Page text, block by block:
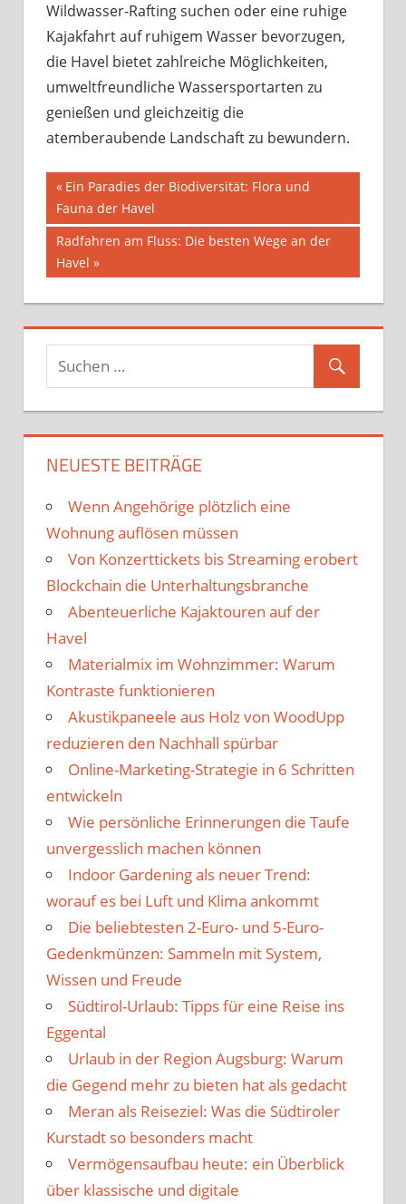
Wildwasser-Rafting suchen oder eine ruhige
Kajakfahrt auf ruhigem Wasser bevorzugen,
die Havel bietet zahlreiche Möglichkeiten,
umweltfreundliche Wassersportarten zu
genießen und gleichzeitig die
atemberaubende Landschaft zu bewundern.
Beitragsnavigation
Vorheriger
Beitrag:
Ein Paradies der Biodiversität: Flora und
Fauna der Havel
Nächster
Beitrag:
Radfahren am Fluss: Die besten Wege an der
Havel
NEUESTE BEITRÄGE
Wenn Angehörige plötzlich eine
Wohnung auflösen müssen
Von Konzerttickets bis Streaming erobert
Blockchain die Unterhaltungsbranche
Abenteuerliche Kajaktouren auf der
Havel
Materialmix im Wohnzimmer: Warum
Kontraste funktionieren
Akustikpaneele aus Holz von WoodUpp
reduzieren den Nachhall spürbar
Online-Marketing-Strategie in 6 Schritten
entwickeln
Wie persönliche Erinnerungen die Taufe
unvergesslich machen können
Indoor Gardening als neuer Trend:
worauf es bei Luft und Klima ankommt
Die beliebtesten 2-Euro- und 5-Euro-
Gedenkmünzen: Sammeln mit System,
Wissen und Freude
Südtirol-Urlaub: Tipps für eine Reise ins
Eggental
Urlaub in der Region Augsburg: Warum
die Gegend mehr zu bieten hat als gedacht
Meran als Reiseziel: Was die Südtiroler
Kurstadt so besonders macht
Vermögensaufbau heute: ein Überblick
über klassische und digitale